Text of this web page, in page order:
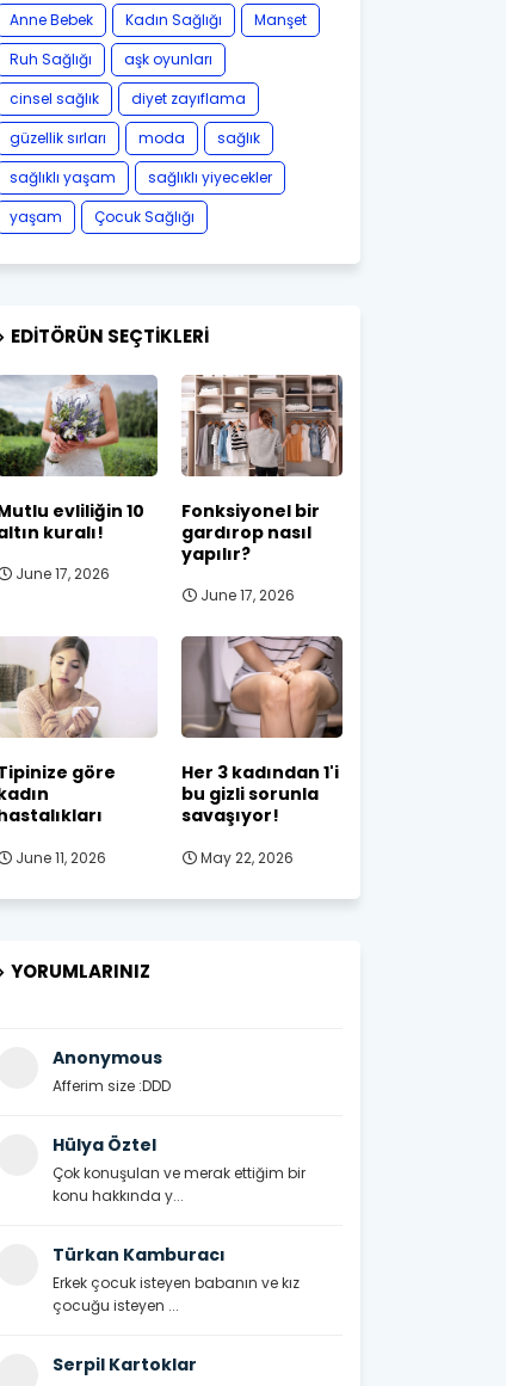
Anne Bebek Kadın Sağlığı
Manşet
Ruh Sağlığı
aşk oyunları
cinsel sağlık
diyet zayıflama
güzellik sırları
moda
sağlık
sağlıklı yaşam
sağlıklı yiyecekler
yaşam
Çocuk Sağlığı
EDITÖRÜN SEÇTIKLERI
evliliğin 10
kuralı!
June 17, 2026
Fonksiyonel bir
gardırop nasıl
yapılır?
June 17, 2026
göre
June 11, 2026
Her 3 kadından 1'i
bu gizli sorunla
savaşıyor!
May 22, 2026
YORUMLARINIZ
Anonymous
Afferim size :DDD
Hülya Öztel
Çok konuşulan ve merak ettiğim bir
konu hakkında y...
Türkan Kamburacı
Erkek çocuk isteyen babanın ve kız
çocuğu isteyen ...
Serpil Kartoklar